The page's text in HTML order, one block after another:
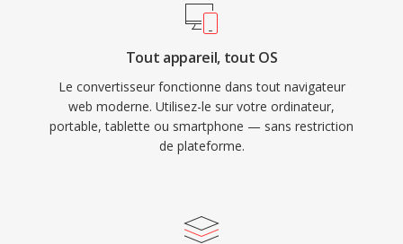
Tout appareil, tout OS
Le convertisseur fonctionne dans tout navigateur
web moderne. Utilisez-le sur votre ordinateur,
portable, tablette ou smartphone — sans restriction
de plateforme.